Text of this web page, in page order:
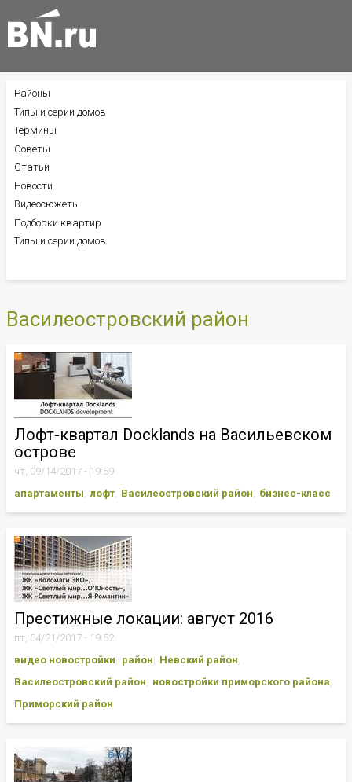
Василеостровский район
Лофт-квартал Docklands на Васильевском
острове
чт, 09/14/2017 - 19:59
апартаменты лофт Василеостровский район бизнес-класс
Престижные локации: август 2016
пт, 04/21/2017 - 19:52
видео новостройки
район
Невский район
Василеостровский район
новостройки приморского района
Приморский район
БОКОВОЕ
МЕНЮ
Районы
Типы и серии домов
Термины
Советы
Статьи
Новости
Видеосюжеты
Подборки квартир
Типы и серии домов